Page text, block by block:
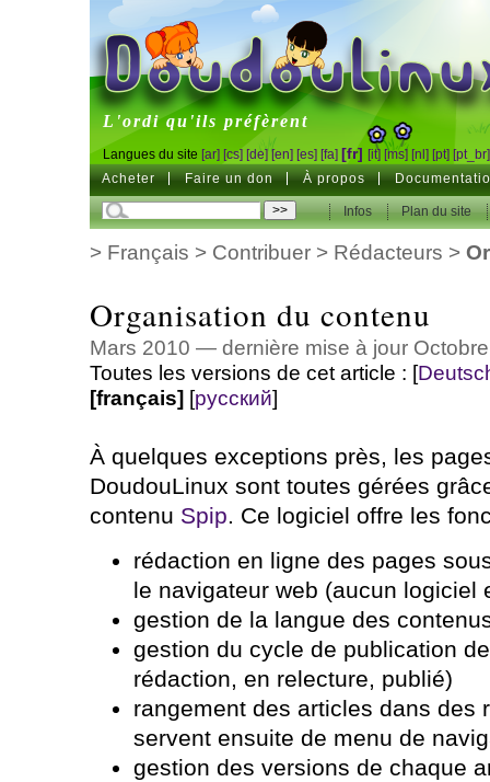
DoudouLinux
L'ordi qu'ils préfèrent
Langues du site [ar] [cs] [de] [en] [es] [fa] [fr] [it] [ms] [nl] [pt] [pt_br]
Acheter Faire un don À propos
Infos Plan du site
> Français > Contribuer> Rédacteurs >
Organisation du contenu
Mars 2010 — dernière mise à jour
Toutes les versions de cet article : [
[français] [русский]
À quelques exceptions près, les
DoudouLinux sont toutes gérées
contenu Spip. Ce logiciel offre les
rédaction en ligne des pages
le navigateur web (aucun logiciel
gestion de la langue des
gestion du cycle de publication
rédaction, en relecture, publié)
rangement des articles dans des
servent ensuite de menu de
gestion des versions de chaque